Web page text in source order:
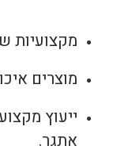
מקצועיות של
מוצרים
ייעוץ
אתגר.